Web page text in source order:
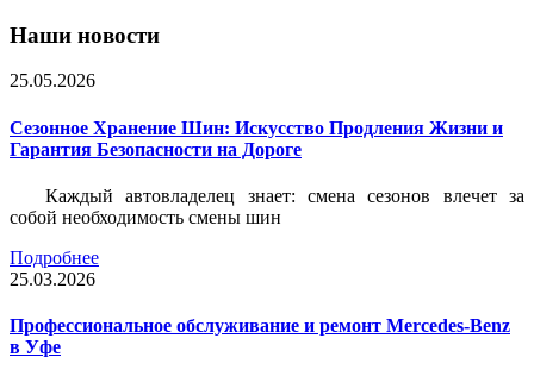
Наши новости
25.05.2026
Сезонное Хранение Шин: Искусство Продления Жизни и
Гарантия Безопасности на Дороге
Каждый автовладелец знает: смена сезонов влечет за
собой необходимость смены шин
Подробнее
25.03.2026
Профессиональное обслуживание и ремонт Mercedes-Benz
в Уфе